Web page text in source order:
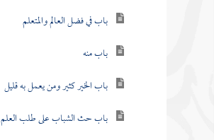
باب في فضل العالم والمتعلم
باب منه
باب الخير كثير ومن يعمل به قليل
باب حث الشباب على طلب العلم